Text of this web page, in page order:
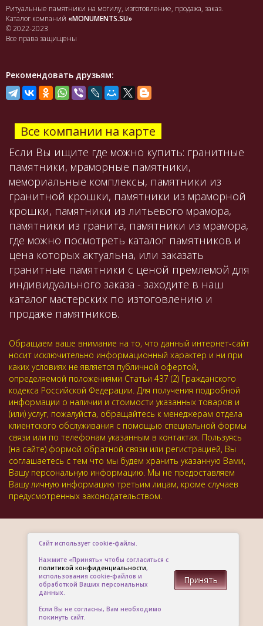
Ритуальные памятники на могилу, изготовление, продажа, заказ.
Каталог компаний «MONUMENTS.SU»
© 2022-2023
Все права защищены
Рекомендовать друзьям:
Все компании на карте
Если Вы ищите где можно купить: гранитные
памятники, мраморные памятники,
мемориальные комплексы, памятники из
гранитной крошки, памятники из мраморной
крошки, памятники из литьевого мрамора,
памятники из гранита, памятники из мрамора,
где можно посмотреть каталог памятников и
цена которых актуальна, или заказать
гранитные памятники с ценой премлемой для
индивидуального заказа - заходите в наш
каталог мастерских по изтоговлению и
продаже памятников.
Обращаем ваше внимание на то, что данный интернет-сайт
носит исключительно информационный характер и ни при
каких условиях не является публичной офертой,
определяемой положениями Статьи 437 (2) Гражданского
кодекса Российской Федерации. Для получения подробной
информации о наличии и стоимости указанных товаров и
(или) услуг, пожалуйста, обращайтесь к менеджерам отдела
клиентского обслуживания с помощью специальной формы
связи или по телефонам указанным в контактах. Пользуясь
(на сайте) формой обратной связи или регистрацией, Вы
соглашаетесь с тем что мы будем хранить указанную Вами,
Вашу персональную информацию. Мы не предоставляем
Вашу личную информацию третьим лицам, кроме случаев
предусмотренных законодательством.
Сайт использует cookie-файлы.
Нажмите «Принять» чтобы согласиться с
политикой конфиденциальности,
использования cookie-файлов и
обработкой Ваших персональных
данных.
Если Вы не согласны, Вам необходимо
покинуть сайт.
Принять